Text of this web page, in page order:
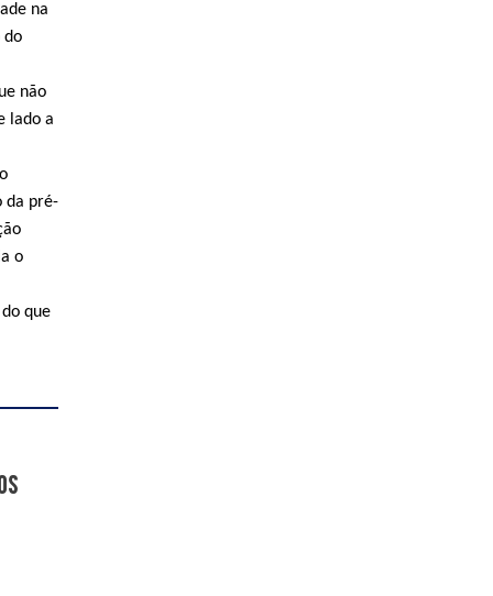
na
do
não
lado a
da pré-
o
que